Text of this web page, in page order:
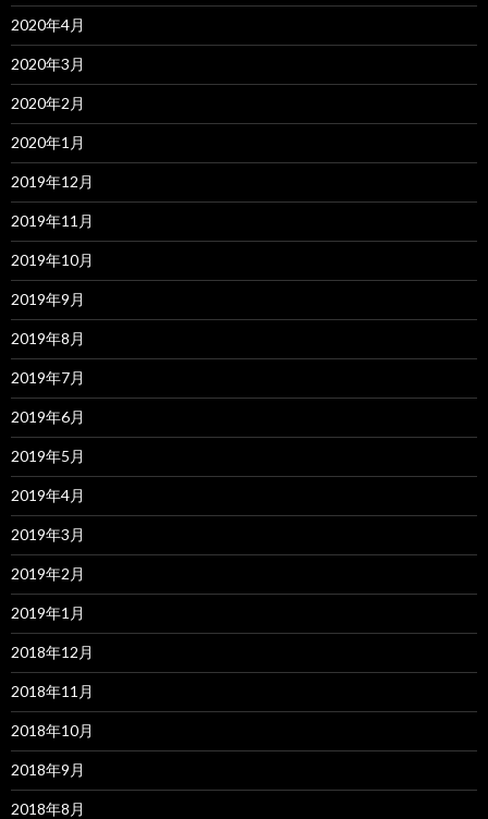
2020年4月
2020年3月
2020年2月
2020年1月
2019年12月
2019年11月
2019年10月
2019年9月
2019年8月
2019年7月
2019年6月
2019年5月
2019年4月
2019年3月
2019年2月
2019年1月
2018年12月
2018年11月
2018年10月
2018年9月
2018年8月